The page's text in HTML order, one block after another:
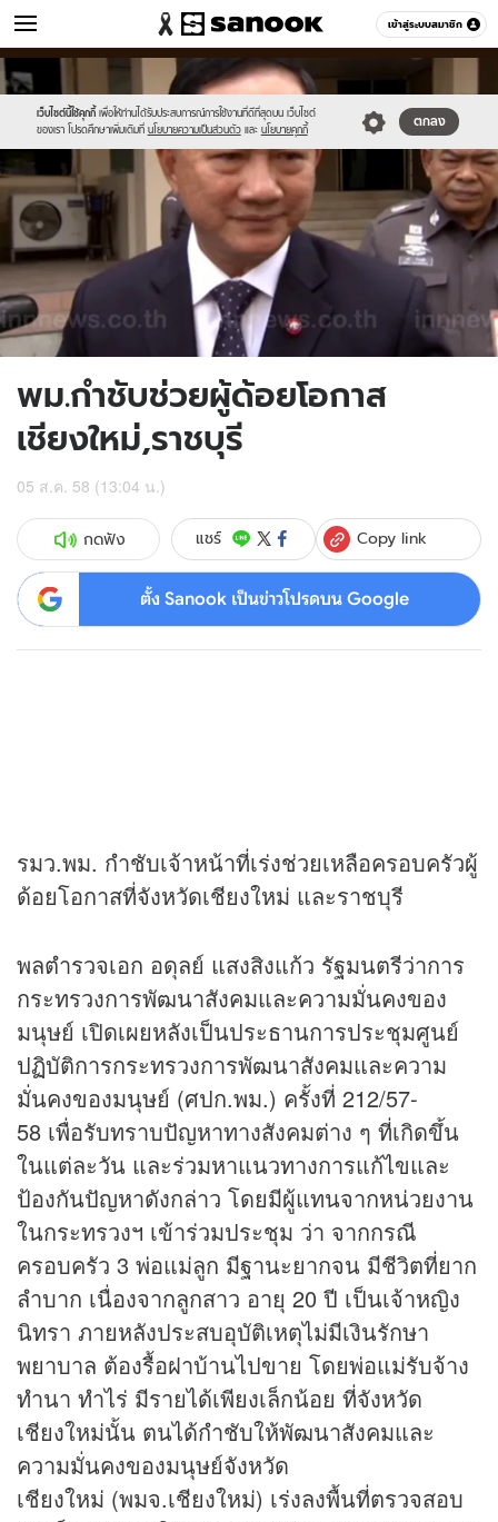
เข้าสู่ระบบสมาชิก
ข่าว หมวดอื่นๆ
เว็บไซต์นี้ใช้คุกกี้ เพื่อให้ท่านได้รับประสบการณ์การใช้งานที่ดีที่สุดบน เว็บไซต์
ของเรา โปรดศึกษาเพิ่มเติมที่ นโยบายความเป็นส่วนตัว และ นโยบายคุกกี้
ตกลง
Sanook
//s.isanook.com/sr/0/images/logo-
new-
sanook.png
600
60
//s.isanook.com/ns/0/ud/368/1842319/636884-
01.jpg
พม.กำชับช่วยผู้ด้อยโอกาส
เชียงใหม่,ราชบุรี
05 ส.ค. 58 (13:04 น.)
กดฟัง แชร์ Copy link
ตั้ง Sanook เป็นข่าวโปรดบน Google
รมว.พม. กำชับเจ้าหน้าที่เร่งช่วยเหลือครอบครัวผู้
ด้อยโอกาสที่จังหวัดเชียงใหม่ และราชบุรี
พลตำรวจเอก อดุลย์ แสงสิงแก้ว รัฐมนตรีว่าการ
กระทรวงการพัฒนาสังคมและความมั่นคงของ
มนุษย์ เปิดเผยหลังเป็นประธานการประชุมศูนย์
ปฏิบัติการกระทรวงการพัฒนาสังคมและความ
มั่นคงของมนุษย์ (ศปก.พม.) ครั้งที่ 212/57-
58 เพื่อรับทราบปัญหาทางสังคมต่าง ๆ ที่เกิดขึ้น
ในแต่ละวัน และร่วมหาแนวทางการแก้ไขและ
ป้องกันปัญหาดังกล่าว โดยมีผู้แทนจากหน่วยงาน
ในกระทรวงฯ เข้าร่วมประชุม ว่า จากกรณี
ครอบครัว 3 พ่อแม่ลูก มีฐานะยากจน มีชีวิตที่ยาก
ลำบาก เนื่องจากลูกสาว อายุ 20 ปี เป็นเจ้าหญิง
นิทรา ภายหลังประสบอุบัติเหตุไม่มีเงินรักษา
พยาบาล ต้องรื้อฝาบ้านไปขาย โดยพ่อแม่รับจ้าง
ทำนา ทำไร่ มีรายได้เพียงเล็กน้อย ที่จังหวัด
เชียงใหม่นั้น ตนได้กำชับให้พัฒนาสังคมและ
ความมั่นคงของมนุษย์จังหวัด
เชียงใหม่ (พมจ.เชียงใหม่) เร่งลงพื้นที่ตรวจสอบ